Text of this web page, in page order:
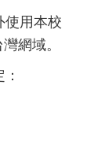
使用本校
網域。